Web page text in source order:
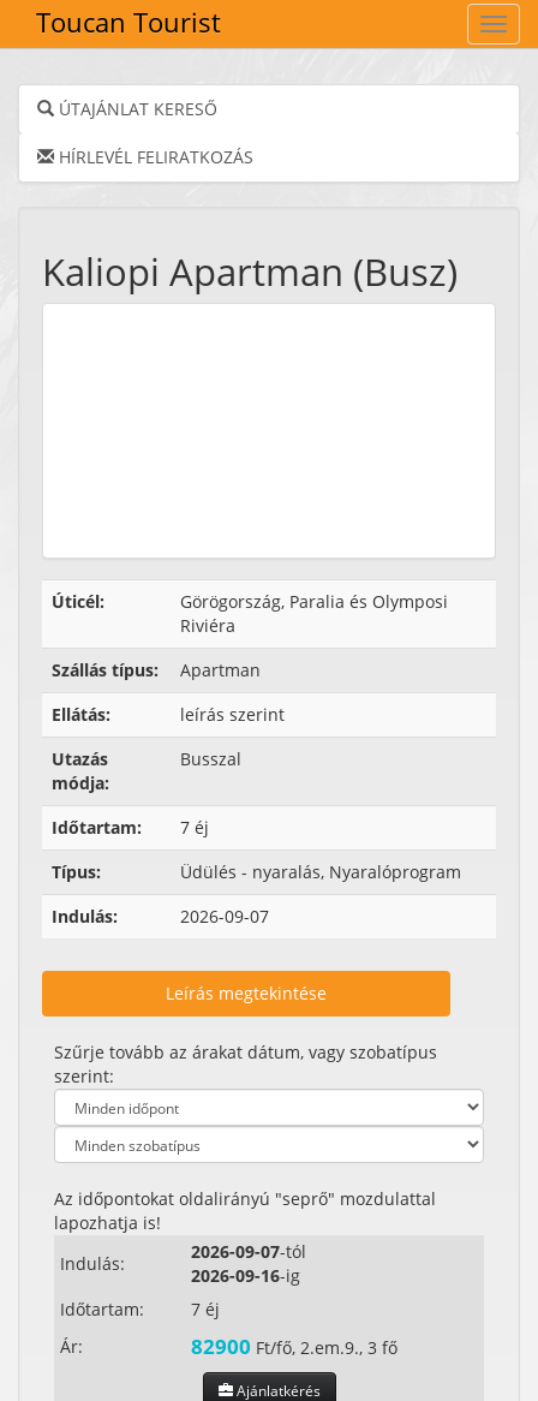
Toucan Tourist
ÚTAJÁNLAT KERESŐ
HÍRLEVÉL FELIRATKOZÁS
Kaliopi Apartman (Busz)
Úticél:
Görögország, Paralia és Olymposi
Riviéra
Szállás típus:
Apartman
Ellátás:
leírás szerint
Utazás
módja:
Busszal
Időtartam:
7 éj
Típus:
Üdülés - nyaralás, Nyaralóprogram
Indulás:
2026-09-07
Leírás megtekintése
Szűrje tovább az árakat dátum, vagy szobatípus
szerint:
Az időpontokat oldalirányú "seprő" mozdulattal
lapozhatja is!
Indulás:
2026-09-07-tól
2026-09-16-ig
Időtartam:
7 éj
Ár:
82900 Ft/fő, 2.em.9., 3 fő
Ajánlatkérés